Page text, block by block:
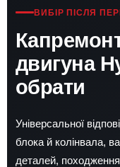
ВИБІР ПІСЛЯ
двигуна
обрати
Універсальної
блока й колінвала,
деталей, походження